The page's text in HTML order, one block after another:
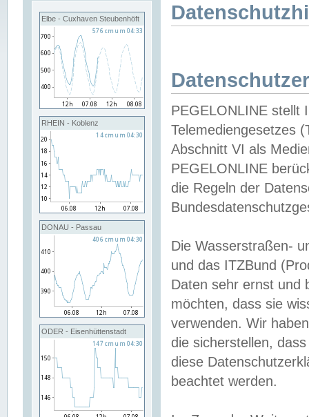
Elbe - Cuxhaven Steubenhöft
RHEIN - Koblenz
DONAU - Passau
ODER - Eisenhüttenstadt
PEGELONLINE stellt
Telemediengesetzes
Abschnitt VI als
PEGELONLINE
die Regeln der
Die Wasserstraßen-
und das ITZBund
Daten sehr ernst und
möchten, dass sie
verwenden. Wir
die sicherstellen,
diese
beachtet werden.